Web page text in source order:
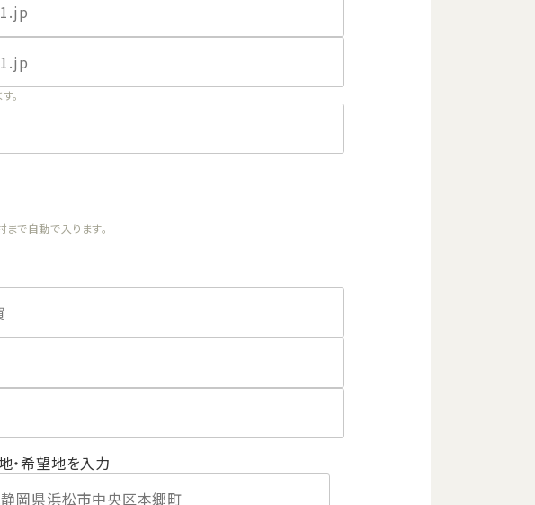
。
で自動で入ります。
・希望地を入力